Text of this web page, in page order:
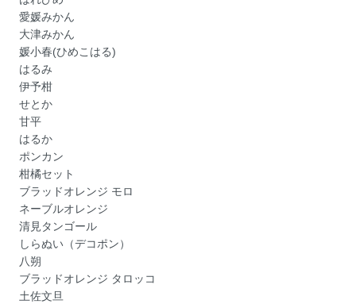
愛媛みかん
大津みかん
媛小春(ひめこはる)
はるみ
伊予柑
せとか
甘平
はるか
ポンカン
柑橘セット
ブラッドオレンジ モロ
ネーブルオレンジ
清見タンゴール
しらぬい（デコポン）
八朔
ブラッドオレンジ タロッコ
土佐文旦